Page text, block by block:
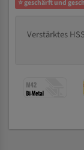
⭐ geschärft und
Verstärktes